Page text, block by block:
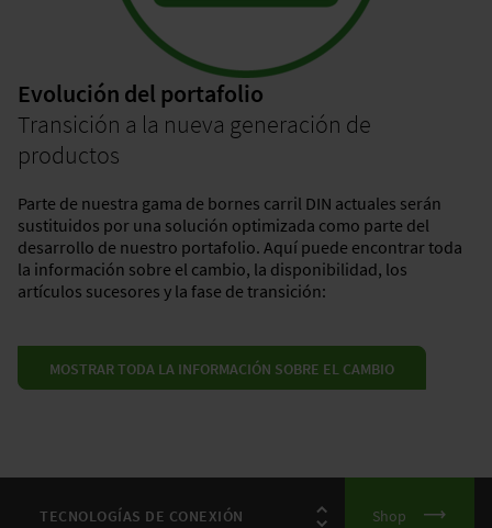
Evolución del portafolio
Transición a la nueva generación de
productos
Parte de nuestra gama de bornes carril DIN actuales serán
sustituidos por una solución optimizada como parte del
desarrollo de nuestro portafolio. Aquí puede encontrar toda
la información sobre el cambio, la disponibilidad, los
artículos sucesores y la fase de transición:
MOSTRAR TODA LA INFORMACIÓN SOBRE EL CAMBIO
Shop